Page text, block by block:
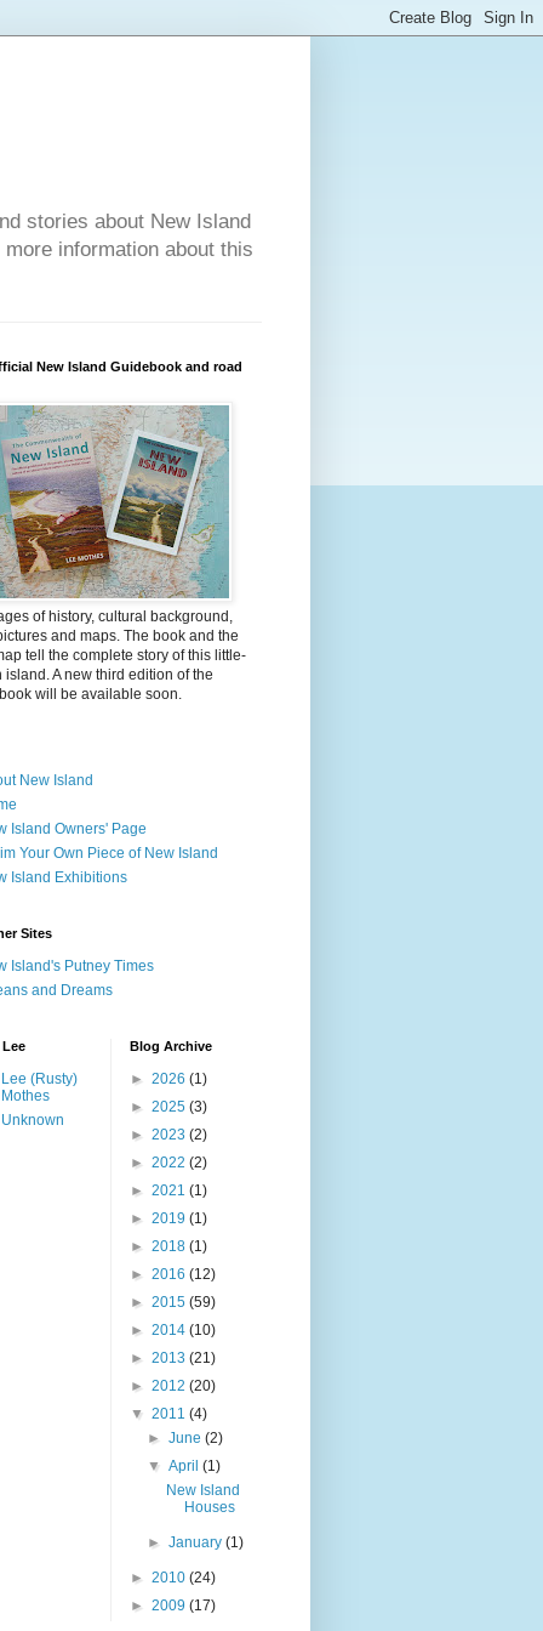
stories about New Island
information about this
New Island Guidebook and road
of history, cultural background,
and maps. The book and the
tell the complete story of this little-
island. A new third edition of the
will be available soon.
New Island
Island Owners' Page
Your Own Piece of New Island
Island Exhibitions
Sites
Island's Putney Times
and Dreams
Lee (Rusty)
Mothes
Unknown
Blog Archive
► 2026 (1)
► 2025 (3)
► 2023 (2)
► 2022 (2)
► 2021 (1)
► 2019 (1)
► 2018 (1)
► 2016 (12)
► 2015 (59)
► 2014 (10)
► 2013 (21)
► 2012 (20)
▼ 2011 (4)
►June(2)
▼April(1)
New Island
Houses
►January(1)
► 2010 (24)
► 2009 (17)